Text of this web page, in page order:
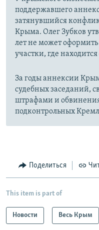
поддержавшего
затянувшийся
Крыма. Олег Зубков
лет не может
участки, где находится
За годы аннексии
судебных заседаний,
штрафами и
подконтрольных
Поделиться
This item is part of
Новости Весь Крым